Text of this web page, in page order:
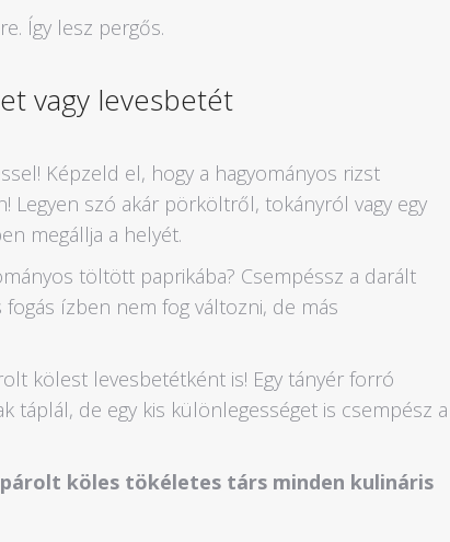
Így lesz pergős.
vagy levesbetét
Képzeld el, hogy a hagyományos rizst
Legyen szó akár pörköltről, tokányról vagy egy
megállja a helyét.
töltött paprikába? Csempéssz a darált
ízben nem fog változni, de más
kölest levesbetétként is! Egy tányér forró
táplál, de egy kis különlegességet is csempész a
köles tökéletes társ minden kulináris